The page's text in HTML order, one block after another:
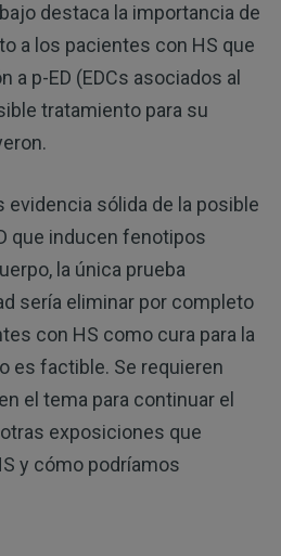
destaca la importancia de
a los pacientes con HS que
a p-ED (EDCs asociados al
tratamiento para su
sólida de la posible
que inducen fenotipos
la única prueba
sería eliminar por completo
con HS como cura para la
es factible. Se requieren
el tema para continuar el
exposiciones que
y cómo podríamos